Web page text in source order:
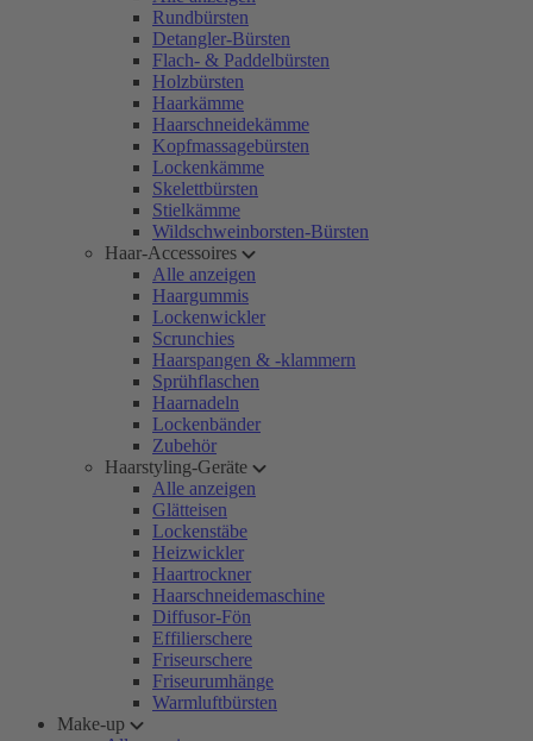
Rundbürsten
Detangler-Bürsten
Flach- & Paddelbürsten
Holzbürsten
Haarkämme
Haarschneidekämme
Kopfmassagebürsten
Lockenkämme
Skelettbürsten
Stielkämme
Wildschweinborsten-Bürsten
Haar-Accessoires
Alle anzeigen
Haargummis
Lockenwickler
Scrunchies
Haarspangen & -klammern
Sprühflaschen
Haarnadeln
Lockenbänder
Zubehör
Haarstyling-Geräte
Alle anzeigen
Glätteisen
Lockenstäbe
Heizwickler
Haartrockner
Haarschneidemaschine
Diffusor-Fön
Effilierschere
Friseurschere
Friseurumhänge
Warmluftbürsten
Make-up